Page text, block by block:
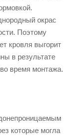
окрас
Поэтому
кровля выгорит
в результате
время монтажа.
которые могла